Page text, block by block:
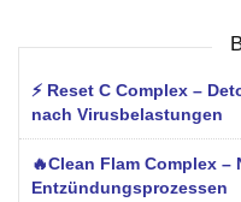
⚡ Reset C Complex –
nach Virusbelastungen
🔥Clean Flam Complex
Entzündungsprozessen